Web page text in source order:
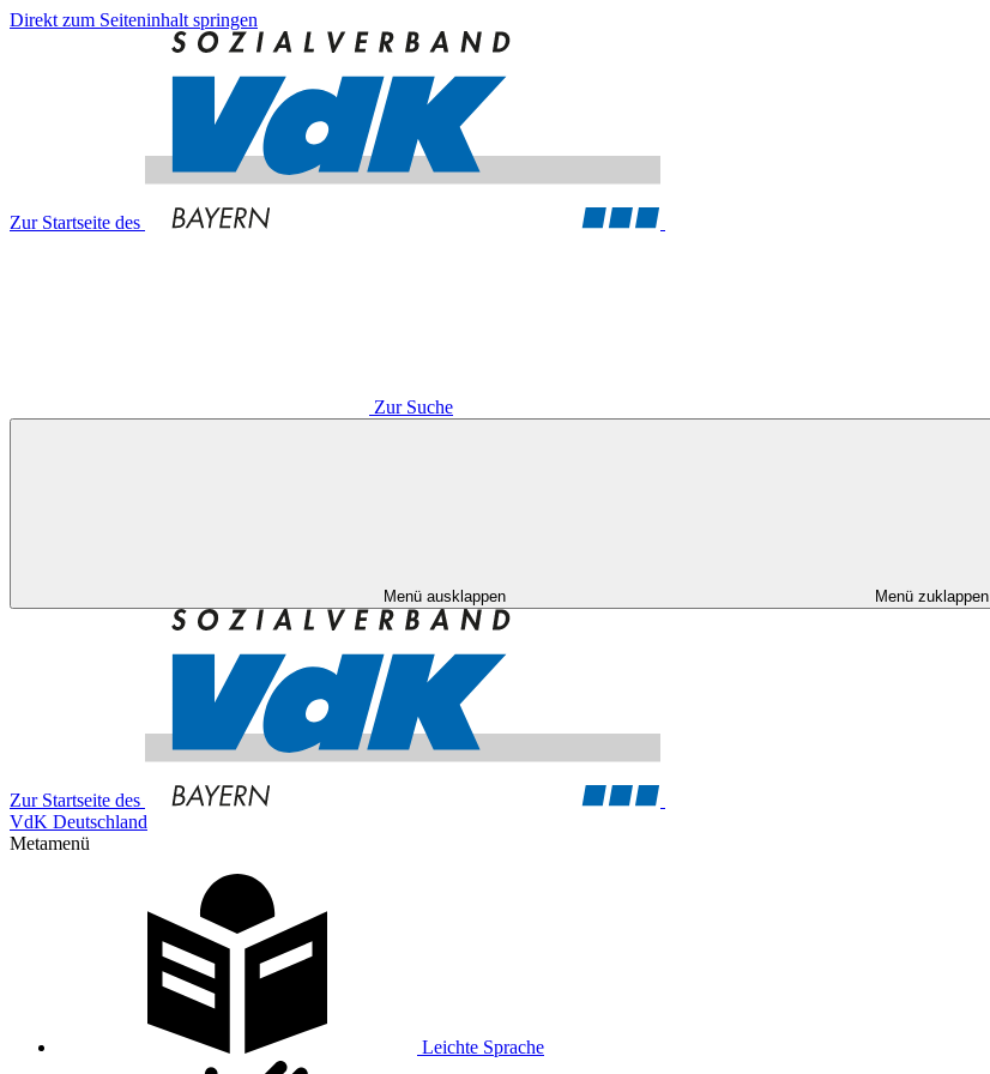
Direkt zum Seiteninhalt springen
Zur Startseite des
Zur Suche
Menü ausklappen Menü zuklappen
Zur Startseite des
VdK Deutschland
Metamenü
Leichte Sprache